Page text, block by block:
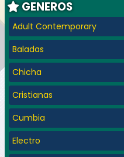
GENEROS
Adult Contemporary
Baladas
Chicha
Cristianas
Cumbia
Electro